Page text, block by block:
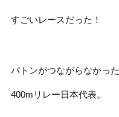
すごいレースだった！
バトンがつながらなかった
400mリレー日本代表。